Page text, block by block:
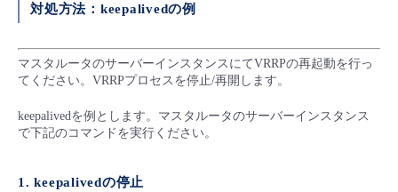
- Flexible InterConnect
- Flexible Remote Access
- vUTM2
対処方法：keepalivedの例
マスタルータのサーバーインスタンスにてVRRPの再起動を行っ
てください。VRRPプロセスを停止/再開します。
keepalivedを例とします。マスタルータのサーバーインスタンス
で下記のコマンドを実行ください。
1. keepalivedの停止